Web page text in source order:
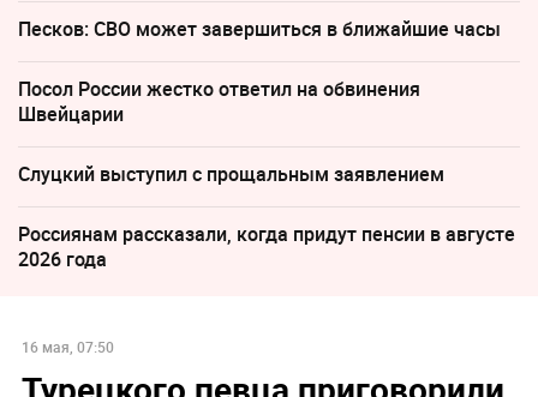
Песков: СВО может завершиться в ближайшие часы
Посол России жестко ответил на обвинения
Швейцарии
Слуцкий выступил с прощальным заявлением
Россиянам рассказали, когда придут пенсии в августе
2026 года
16 мая, 07:50